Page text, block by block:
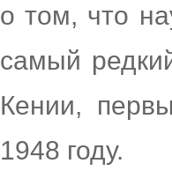
о том, что
самый
Кении,
1948 году.